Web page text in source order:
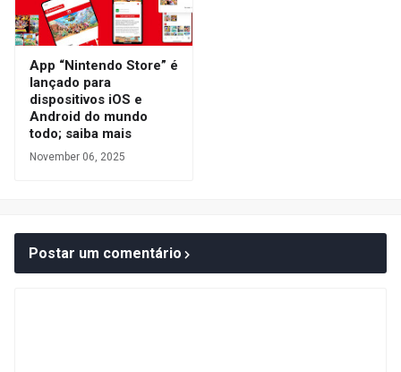
App “Nintendo Store” é
lançado para
dispositivos iOS e
Android do mundo
todo; saiba mais
November 06, 2025
Postar um comentário